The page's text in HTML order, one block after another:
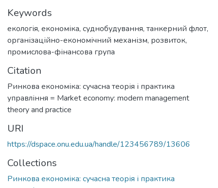
Keywords
екологія, економіка, суднобудування, танкерний флот,
організаційно-економічний механізм, розвиток,
промислова-фінансова група
Citation
Ринкова економіка: сучасна теорія і практика
управління = Market economy: modern management
theory and practice
URI
https://dspace.onu.edu.ua/handle/123456789/13606
Collections
Ринкова економіка: сучасна теорія і практика